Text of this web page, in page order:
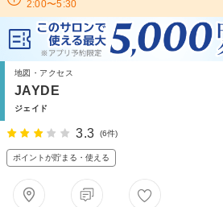
2:00〜5:30
地図・アクセス
JAYDE
ジェイド
3.3 (6件)
ポイントが貯まる・使える